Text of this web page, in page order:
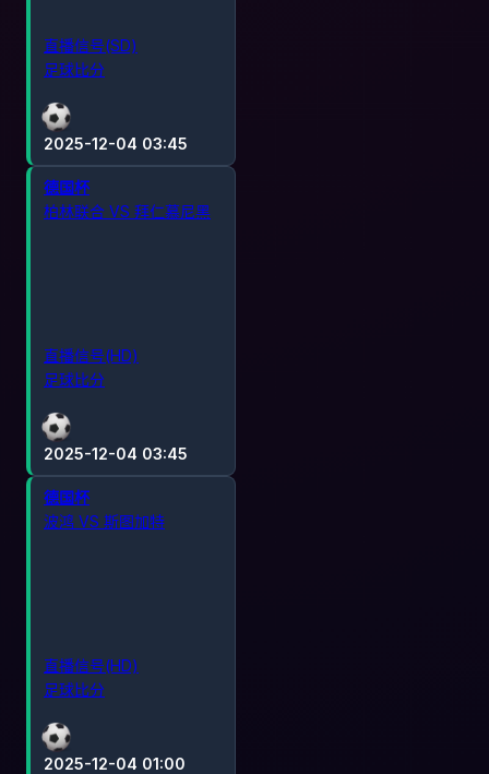
2025-12-04 03:45
直播信号(SD)
足球比分
2025-12-04 03:45
德国杯
柏林联合 VS 拜仁慕尼黑
直播信号(HD)
足球比分
2025-12-04 01:00
德国杯
波鸿 VS 斯图加特
直播信号(HD)
足球比分